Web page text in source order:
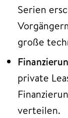
Serien
große
private
verteilen.